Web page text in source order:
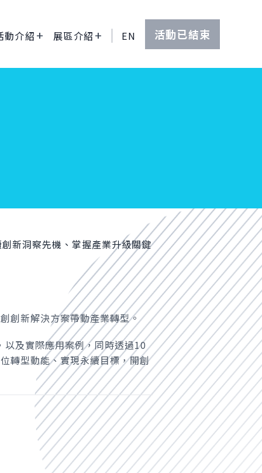
動介紹 展區介紹 EN 活動已結束
新洞察先機、掌握產業升級關鍵
創新解決方案帶動產業轉型。
及實際應用案例，同時透過10
轉型動能、實現永續目標，開創